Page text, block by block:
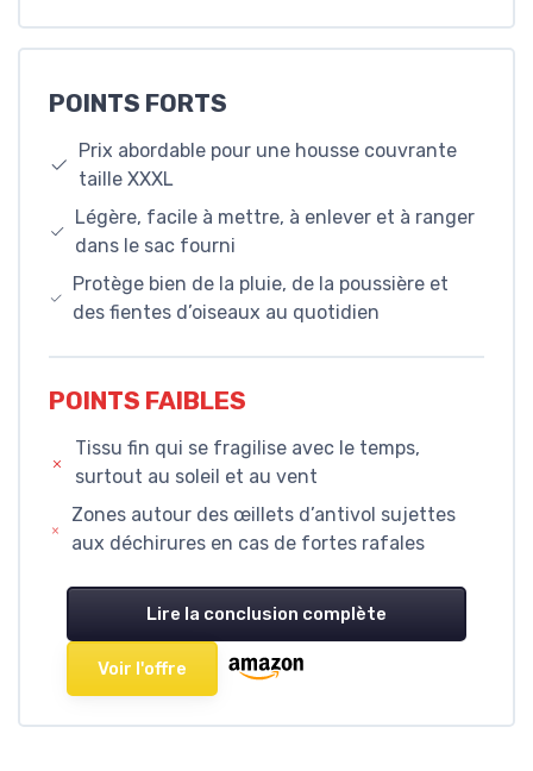
POINTS FORTS
Prix abordable pour une housse couvrante
taille XXXL
Légère, facile à mettre, à enlever et à ranger
dans le sac fourni
Protège bien de la pluie, de la poussière et
des fientes d’oiseaux au quotidien
POINTS FAIBLES
Tissu fin qui se fragilise avec le temps,
surtout au soleil et au vent
Zones autour des œillets d’antivol sujettes
aux déchirures en cas de fortes rafales
Lire la conclusion complète
Voir l'offre